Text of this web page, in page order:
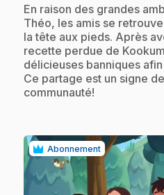
.En raison des grandes
Théo, les amis se
la tête aux pieds. Après
recette perdue de
délicieuses banniques
Ce partage est un signe
communauté!
Abonnement